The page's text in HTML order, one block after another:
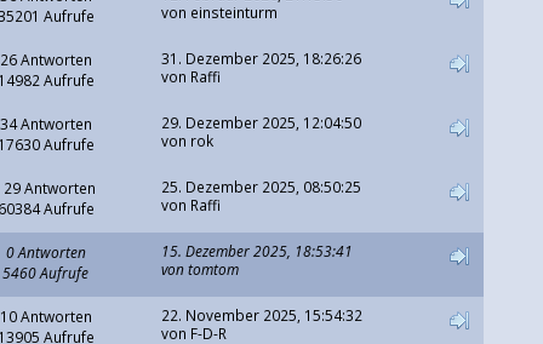
Aufrufe
von einsteinturm
26 Antworten
Aufrufe
31. Dezember 2025, 18:26:26
von Raffi
34 Antworten
Aufrufe
29. Dezember 2025, 12:04:50
von rok
Antworten
Aufrufe
25. Dezember 2025, 08:50:25
von Raffi
0 Antworten
5460 Aufrufe
15. Dezember 2025, 18:53:41
vontomtom
10 Antworten
Aufrufe
22. November 2025, 15:54:32
von F-D-R